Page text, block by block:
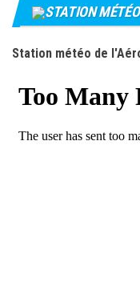
STATION
Station météo de